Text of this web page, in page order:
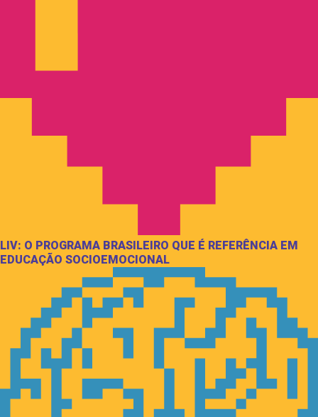
LIV: O PROGRAMA BRASILEIRO QUE É REFERÊNCIA EM
EDUCAÇÃO SOCIOEMOCIONAL